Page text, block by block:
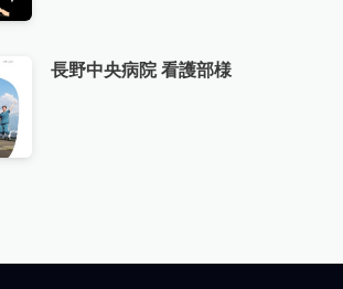
長野中央病院 看護部様